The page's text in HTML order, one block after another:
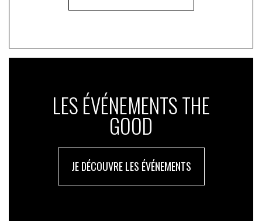
LES ÉVÉNEMENTS THE
GOOD
JE DÉCOUVRE LES ÉVÉNEMENTS